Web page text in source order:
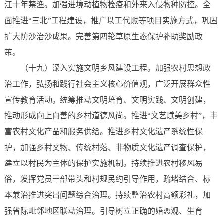
江十年禁渔。加强进境动植物检疫和外来入侵物种防控。全
面推进“三北”工程建设，推广以工代赈等项目实施方式，巩固
扩大防沙治沙成果。完善第四轮草原生态保护补助奖励政
策。
（十九）深入实施文明乡风建设工程。加强农村思想政
治工作，弘扬和践行社会主义核心价值观，广泛开展群众性
宣传教育活动。统筹推动文明培育、文明实践、文明创建，
推动形成向上向善的乡村道德风尚。推进“文艺赋美乡村”，丰
富农村文化产品和服务供给。推进乡村文化遗产系统性保
护，加强乡村文物、传统村落、非物质文化遗产调查保护，
建立以村民为主体的保护实施机制。持续推进农村移风易
俗，发挥党员干部带头和村规民约引导作用，疏堵结合、标
本兼治推进突出问题综合治理。持续整治农村高额彩礼，加
强省际毗邻地区联动治理。引导树立正确的婚恋观、生育